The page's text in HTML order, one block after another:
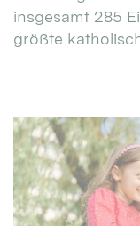
insgesamt 285
größte